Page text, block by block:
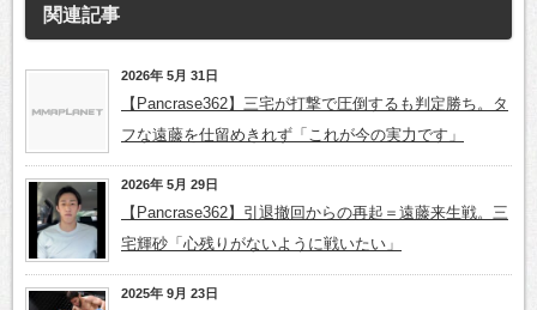
関連記事
2026年 5月 31日
【Pancrase362】三宅が打撃で圧倒するも判定勝ち。タ
フな遠藤を仕留めきれず「これが今の実力です」
2026年 5月 29日
【Pancrase362】引退撤回からの再起＝遠藤来生戦。三
宅輝砂「心残りがないように戦いたい」
2025年 9月 23日